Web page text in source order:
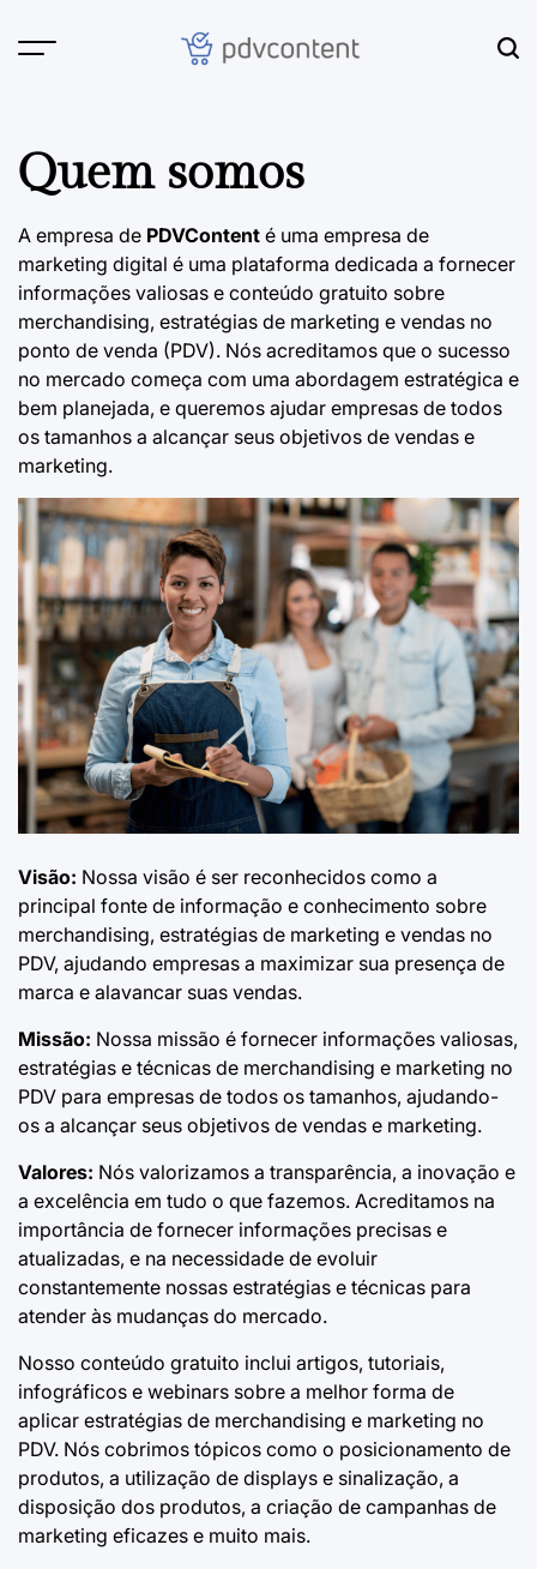
Quem somos
A empresa de PDVContent é uma empresa de
marketing digital é uma plataforma dedicada a fornecer
informações valiosas e conteúdo gratuito sobre
merchandising, estratégias de marketing e vendas no
ponto de venda (PDV). Nós acreditamos que o sucesso
no mercado começa com uma abordagem estratégica e
bem planejada, e queremos ajudar empresas de todos
os tamanhos a alcançar seus objetivos de vendas e
marketing.
Visão: Nossa visão é ser reconhecidos como a
principal fonte de informação e conhecimento sobre
merchandising, estratégias de marketing e vendas no
PDV, ajudando empresas a maximizar sua presença de
marca e alavancar suas vendas.
Missão: Nossa missão é fornecer informações valiosas,
estratégias e técnicas de merchandising e marketing no
PDV para empresas de todos os tamanhos, ajudando-
os a alcançar seus objetivos de vendas e marketing.
Valores: Nós valorizamos a transparência, a inovação e
a excelência em tudo o que fazemos. Acreditamos na
importância de fornecer informações precisas e
atualizadas, e na necessidade de evoluir
constantemente nossas estratégias e técnicas para
atender às mudanças do mercado.
Nosso conteúdo gratuito inclui artigos, tutoriais,
infográficos e webinars sobre a melhor forma de
aplicar estratégias de merchandising e marketing no
PDV. Nós cobrimos tópicos como o posicionamento de
produtos, a utilização de displays e sinalização, a
disposição dos produtos, a criação de campanhas de
marketing eficazes e muito mais.